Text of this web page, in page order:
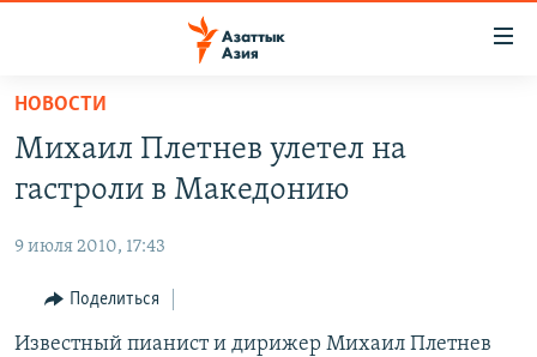
Вернуться
основному
содержанию
Вернутся
навигации
Вернутся
УЗБЕКИСТАН
ТАДЖИКИСТАН
ВОЙНА В УКРАИНЕ
НА ДРУГИХ ЯЗЫКАХ
ҚАЗАҚША
КЫРГЫЗЧА
НОВОСТИ
Михаил Плетнев улетел на
гастроли в Македонию
9 июля 2010, 17:43
Поделиться
Известный пианист и дирижер Михаил Плетнев